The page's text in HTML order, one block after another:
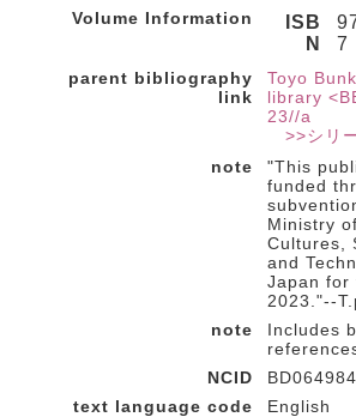
Volume Information
ISB
N
7
parent bibliography
link
Toyo
library
23//a
>>シリ
note
"This
funded
Ministry
Cultures,
and
Japan for
2023."--
note
Includes
NCID
text language code
English